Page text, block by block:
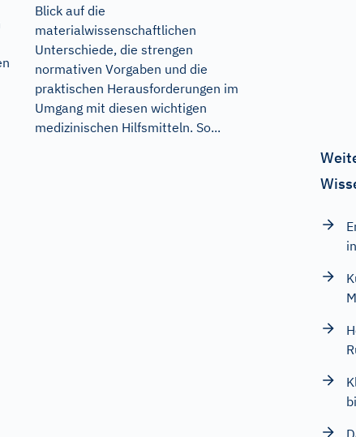
Blick auf die
materialwissenschaftlichen
Unterschiede, die strengen
normativen Vorgaben und die
praktischen Herausforderungen im
Umgang mit diesen wichtigen
medizinischen Hilfsmitteln. So...